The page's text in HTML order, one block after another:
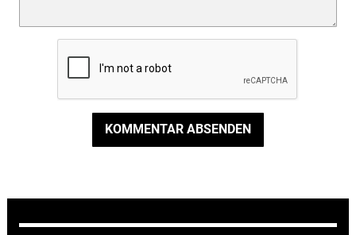
KOMMENTAR ABSENDEN